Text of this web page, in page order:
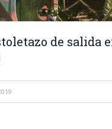
de salida